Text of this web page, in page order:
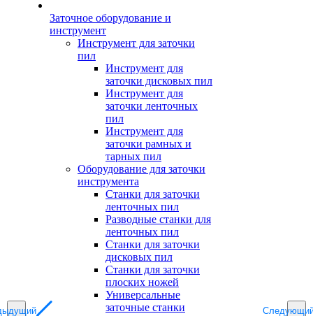
Заточное оборудование и
инструмент
Инструмент для заточки
пил
Инструмент для
заточки дисковых пил
Инструмент для
заточки ленточных
пил
Инструмент для
заточки рамных и
тарных пил
Оборудование для заточки
инструмента
Станки для заточки
ленточных пил
Разводные станки для
ленточных пил
Станки для заточки
дисковых пил
Станки для заточки
плоских ножей
Универсальные
заточные станки